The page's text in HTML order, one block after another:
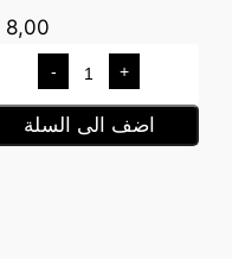
8,00
- +
اضف الى السلة